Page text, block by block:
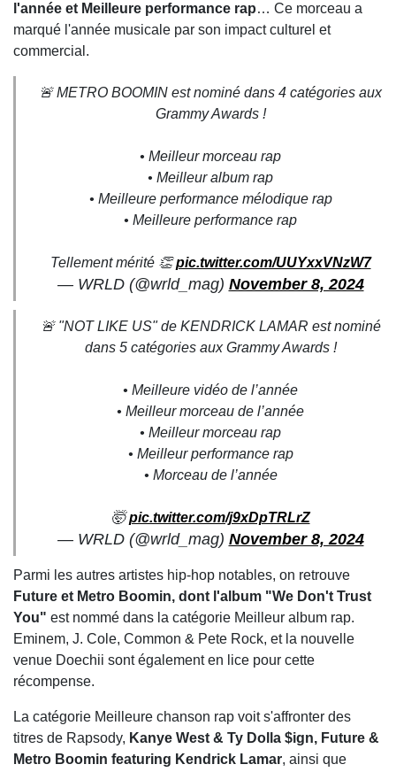
l'année et Meilleure performance rap… Ce morceau a
marqué l'année musicale par son impact culturel et
commercial.
🚨 METRO BOOMIN est nominé dans 4 catégories aux
Grammy Awards !
• Meilleur morceau rap
• Meilleur album rap
• Meilleure performance mélodique rap
• Meilleure performance rap
Tellement mérité 👏pic.twitter.com/UUYxxVNzW7
— WRLD (@wrld_mag) November 8, 2024
🚨 "NOT LIKE US" de KENDRICK LAMAR est nominé
dans 5 catégories aux Grammy Awards !
• Meilleure vidéo de l’année
• Meilleur morceau de l’année
• Meilleur morceau rap
• Meilleur performance rap
• Morceau de l’année
🤯pic.twitter.com/j9xDpTRLrZ
— WRLD (@wrld_mag) November 8, 2024
Parmi les autres artistes hip-hop notables, on retrouve
Future et Metro Boomin, dont l'album "We Don't Trust
You" est nommé dans la catégorie Meilleur album rap.
Eminem, J. Cole, Common & Pete Rock, et la nouvelle
venue Doechii sont également en lice pour cette
récompense.
La catégorie Meilleure chanson rap voit s'affronter des
titres de Rapsody, Kanye West & Ty Dolla $ign, Future &
Metro Boomin featuring Kendrick Lamar, ainsi que